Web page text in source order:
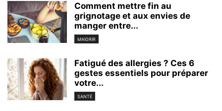
Comment mettre fin au
grignotage et aux envies de
manger entre...
MAIGRIR
Fatigué des allergies ? Ces 6
gestes essentiels pour préparer
votre...
SANTÉ